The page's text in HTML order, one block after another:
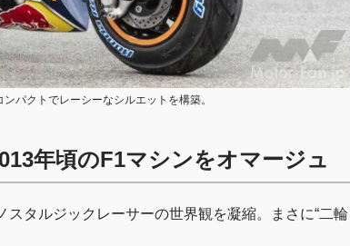
パクトでレーシーなシルエットを構築。
年頃のF1マシンをオマージュ
タルジックレーサーの世界観を凝縮。まさに“二輪